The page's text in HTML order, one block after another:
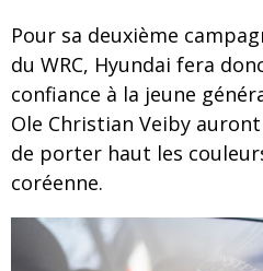
Pour sa deuxième
du WRC, Hyundai fera
confiance à la jeune
Ole Christian Veiby
de porter haut les
coréenne.